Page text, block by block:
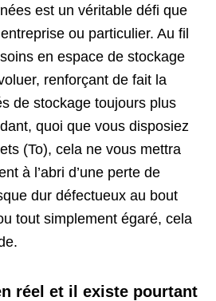
est un véritable défi que
ou particulier. Au fil
en espace de stockage
renforçant de fait la
de stockage toujours plus
quoi que vous disposiez
(To), cela ne vous mettra
à l’abri d’une perte de
dur défectueux au bout
tout simplement égaré, cela
réel et il existe pourtant